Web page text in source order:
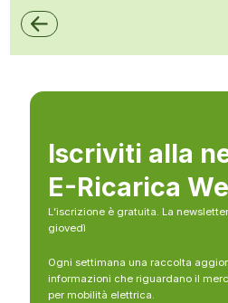
Iscriviti alla
E-Ricarica
L’iscrizione è gratuita. La
giovedì
Ogni settimana una raccolta
informazioni che riguardano il
per mobilità elettrica.